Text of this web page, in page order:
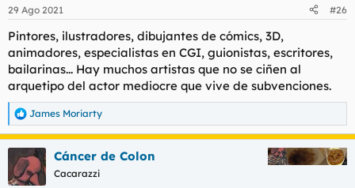
o
d
e
l
t
m
a
i
c
i
o
29 Ago 2021 #26
Pintores, ilustradores, dibujantes de cómics, 3D,
animadores, especialistas en CGI, guionistas, escritores,
bailarinas... Hay muchos artistas que no se ciñen al
arquetipo del actor mediocre que vive de subvenciones.
R
e
a
c
i
James Moriarty
Cáncer de Colon
Cacarazzi